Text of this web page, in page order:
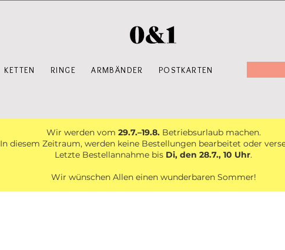
KETTEN RINGE ARMBÄNDER POSTKARTEN
Wir werden vom 29.7.–19.8.Betriebsurlaub machen.
In diesem Zeitraum, werden keine Bestellungen bearbeitet oder
Letzte Bestellannahme bis Di, den 28.7., 10 Uhr.
Wir wünschen Allen einen wunderbaren Sommer!